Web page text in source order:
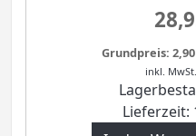
Grundpreis:
inkl. MwSt.
Lieferzeit: